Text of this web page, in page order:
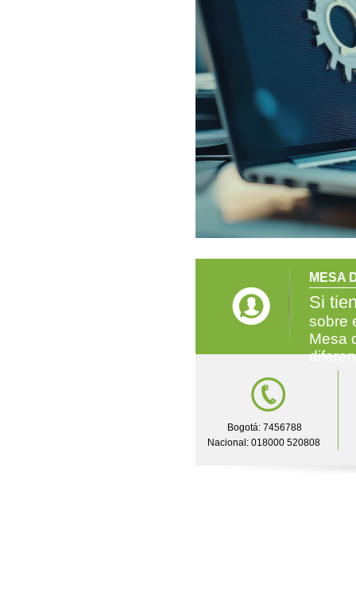
MESA
Si
sobre
Mesa
Bogotá: 7456788
Nacional: 018000 520808